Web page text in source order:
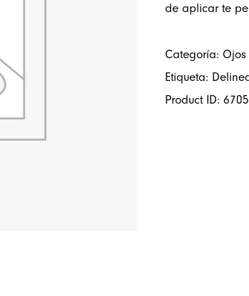
de aplicar te
Categoría: Ojos
Etiqueta:
Product ID: